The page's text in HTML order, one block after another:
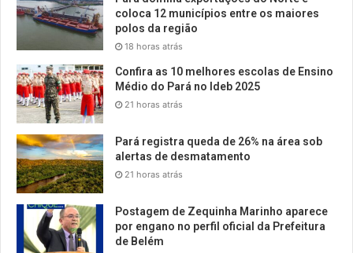
coloca 12 municípios entre os maiores
polos da região
18 horas atrás
Confira as 10 melhores escolas de Ensino
Médio do Pará no Ideb 2025
21 horas atrás
Pará registra queda de 26% na área sob
alertas de desmatamento
21 horas atrás
Postagem de Zequinha Marinho aparece
por engano no perfil oficial da Prefeitura
de Belém